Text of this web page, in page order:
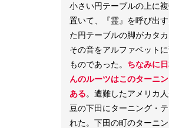
小さい円テーブルの上に
置いて、『霊』を呼び出
た円テーブルの脚がカタカ
その音をアルファベット
ものであった。 ちなみに
んのルーツはこのターニ
ある。遭難したアメリカ
豆の下田にターニング・
れた。下田の町のターニ